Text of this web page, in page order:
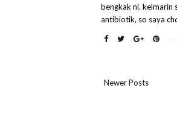
bengkak ni. kelmarin
antibiotik, so saya
Newer Posts